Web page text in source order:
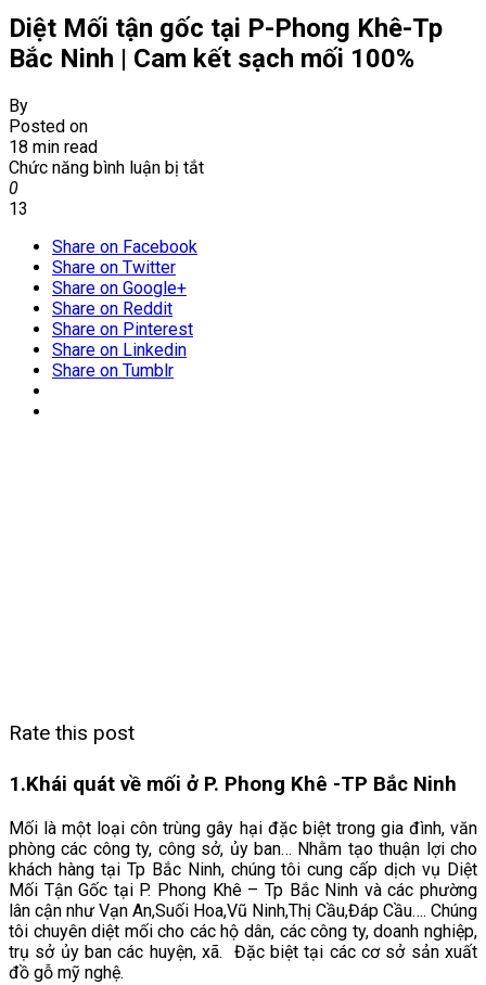
Diệt Mối tận gốc tại P-Phong Khê-Tp
Bắc Ninh | Cam kết sạch mối 100%
By
Posted on
18 min read
Chức năng bình luận bị tắtở
0
13
Share on Facebook
Share on Twitter
Share on Google+
Share on Reddit
Share on Pinterest
Share on Linkedin
Share on Tumblr
Rate this post
1.Khái quát về mối ở P. Phong Khê -TP Bắc Ninh
Mối là một loại côn trùng gây hại đặc biệt trong gia đình, văn
phòng các công ty, công sở, ủy ban… Nhằm tạo thuận lợi cho
khách hàng tại Tp Bắc Ninh, chúng tôi cung cấp dịch vụ Diệt
Mối Tận Gốc tại P. Phong Khê – TpBắc Ninh và các phường
lân cận như Vạn An,Suối Hoa,Vũ Ninh,Thị Cầu,Đáp Cầu…. Chúng
tôi chuyên diệt mối cho các hộ dân, các công ty, doanh nghiệp,
trụ sở ủy ban các huyện, xã. Đặc biệt tại các cơ sở sản xuất
đồ gỗ mỹ nghệ.